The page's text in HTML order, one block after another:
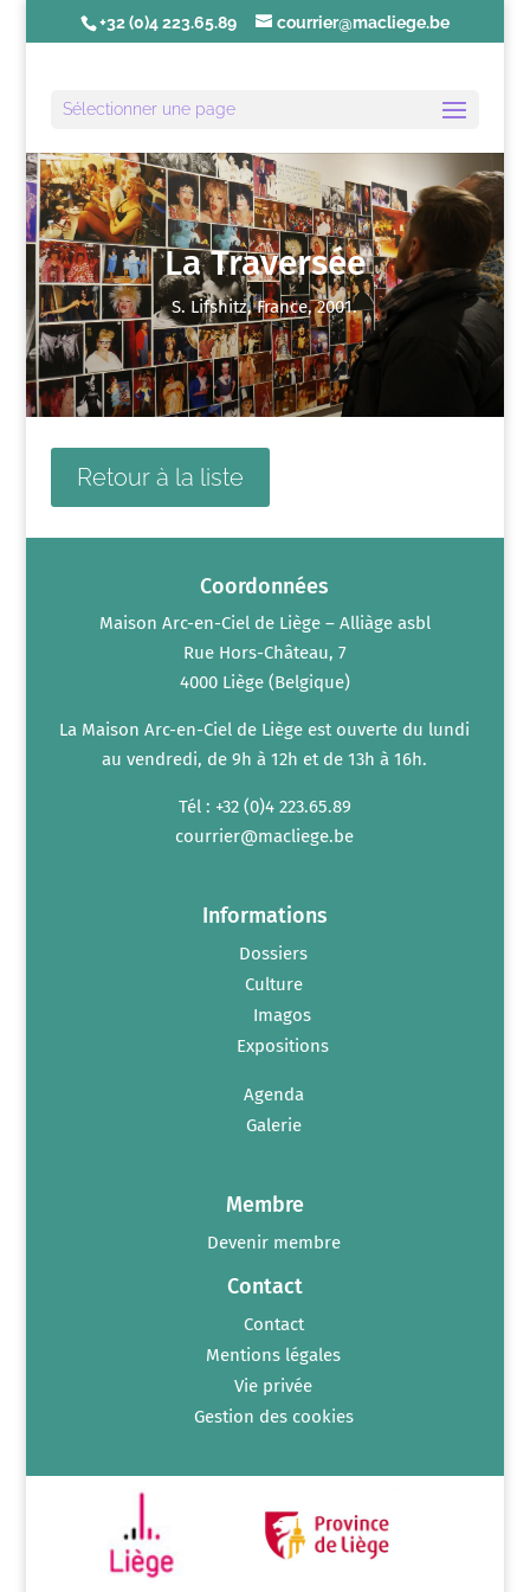
+32 (0)4 223.65.89 courrier@macliege.be
Sélectionner une page
La Traversée
S. Lifshitz, France, 2001.
Retour à la liste
Coordonnées
Maison Arc-en-Ciel de Liège – Alliàge asbl
Rue Hors-Château, 7
4000 Liège (Belgique)
La Maison Arc-en-Ciel de Liège est ouverte du lundi
au vendredi, de 9h à 12h et de 13h à 16h.
Tél : +32 (0)4 223.65.89
courrier@macliege.be
Informations
Dossiers
Culture
Imagos
Expositions
Agenda
Galerie
Membre
Devenir membre
Contact
Contact
Mentions légales
Vie privée
Gestion des cookies